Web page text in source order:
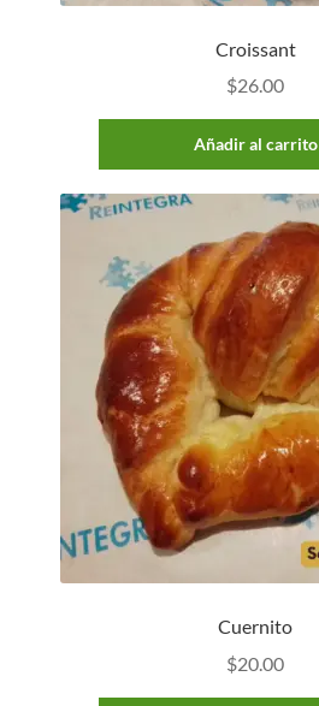
Croissant
$26.00
Añadir al carrito
Cuernito
$20.00